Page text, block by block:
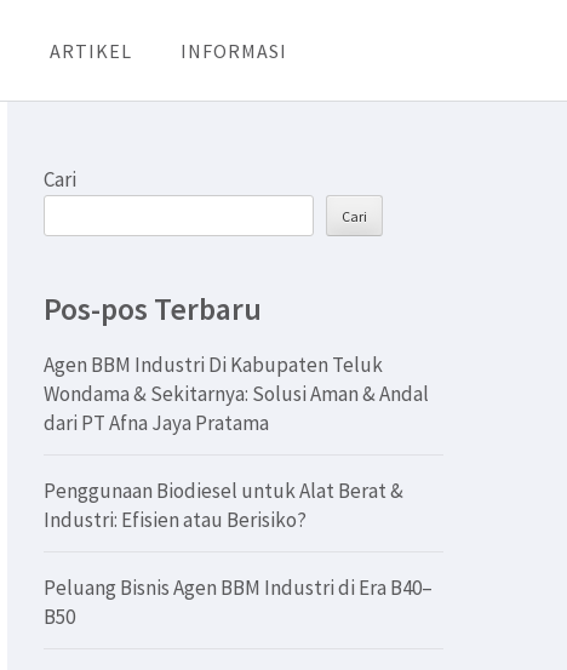
ARTIKEL INFORMASI
Cari
Cari
Pos-pos Terbaru
Agen BBM Industri Di Kabupaten Teluk
Wondama & Sekitarnya: Solusi Aman & Andal
dari PT Afna Jaya Pratama
Penggunaan Biodiesel untuk Alat Berat &
Industri: Efisien atau Berisiko?
Peluang Bisnis Agen BBM Industri di Era B40–
B50